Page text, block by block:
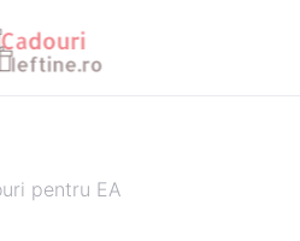
pentru EA